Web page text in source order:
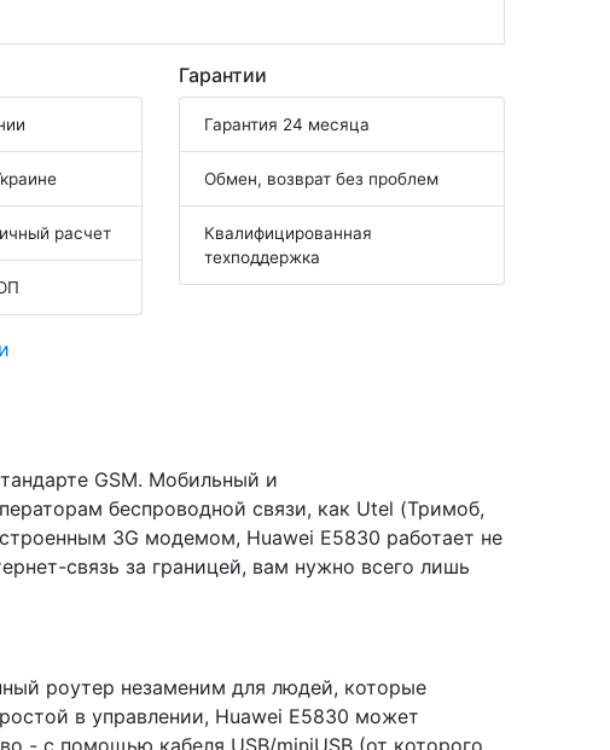
расчет
Гарантии
Гарантия 24 месяца
Обмен, возврат без проблем
Квалифицированная
техподдержка
GSM. Мобильный и
беспроводной связи, как Utel (Тримоб,
3G модемом, Huawei E5830 работает не
связь за границей, вам нужно всего лишь
роутер незаменим для людей, которые
в управлении, Huawei E5830 может
- с помощью кабеля USB/miniUSB (от которого